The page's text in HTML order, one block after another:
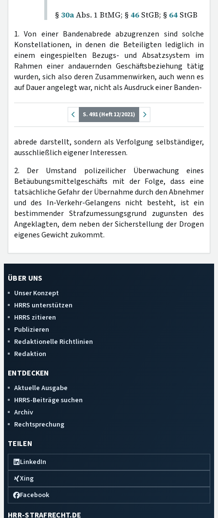
§ 30aAbs. 1 BtMG; § 46 StGB; § 64 StGB
1. Von einer Bandenabrede abzugrenzen sind solche
Konstellationen, in denen die Beteiligten lediglich in
einem eingespielten Bezugs- und Absatzsystem im
Rahmen einer andauernden Geschäftsbeziehung tätig
wurden, sich also deren Zusammenwirken, auch wenn es
auf Dauer angelegt war, nicht als Ausdruck einer Banden-
S. 491 (Heft 12/2021)
abrede darstellt, sondern als Verfolgung selbständiger,
ausschließlich eigener Interessen.
2. Der Umstand polizeilicher Überwachung eines
Betäubungsmittelgeschäfts mit der Folge, dass eine
tatsächliche Gefahr der Übernahme durch den Abnehmer
und des In-Verkehr-Gelangens nicht besteht, ist ein
bestimmender Strafzumessungsgrund zugunsten des
Angeklagten, dem neben der Sicherstellung der Drogen
eigenes Gewicht zukommt.
ÜBER UNS
Unser Konzept
HRRS unterstützen
HRRS zitieren
Publizieren
Redaktionelle Richtlinien
Redaktion
ENTDECKEN
Aktuelle Ausgabe
HRRS-Beiträge suchen
Archiv
Rechtsprechung
TEILEN
LinkedIn
Xing
Facebook
HRR-STRAFRECHT.DE